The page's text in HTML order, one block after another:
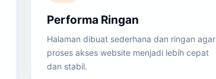
Performa Ringan
Halaman dibuat sederhana dan ringan agar
proses akses website menjadi lebih cepat
dan stabil.